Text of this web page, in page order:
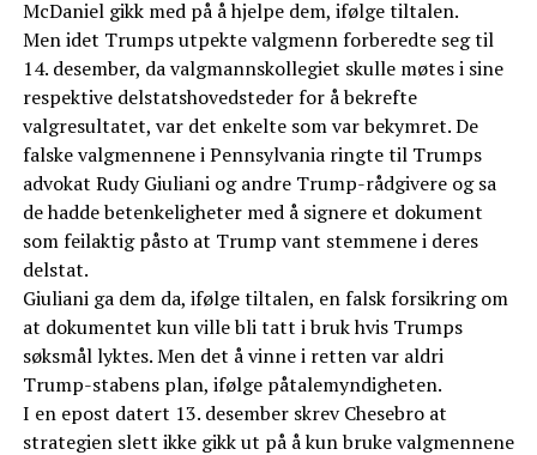
McDaniel gikk med på å hjelpe dem, ifølge tiltalen.
Men idet Trumps utpekte valgmenn forberedte seg til
14. desember, da valgmannskollegiet skulle møtes i sine
respektive delstatshovedsteder for å bekrefte
valgresultatet, var det enkelte som var bekymret. De
falske valgmennene i Pennsylvania ringte til Trumps
advokat Rudy Giuliani og andre Trump-rådgivere og sa
de hadde betenkeligheter med å signere et dokument
som feilaktig påsto at Trump vant stemmene i deres
delstat.
Giuliani ga dem da, ifølge tiltalen, en falsk forsikring om
at dokumentet kun ville bli tatt i bruk hvis Trumps
søksmål lyktes. Men det å vinne i retten var aldri
Trump-stabens plan, ifølge påtalemyndigheten.
I en epost datert 13. desember skrev Chesebro at
strategien slett ikke gikk ut på å kun bruke valgmennene